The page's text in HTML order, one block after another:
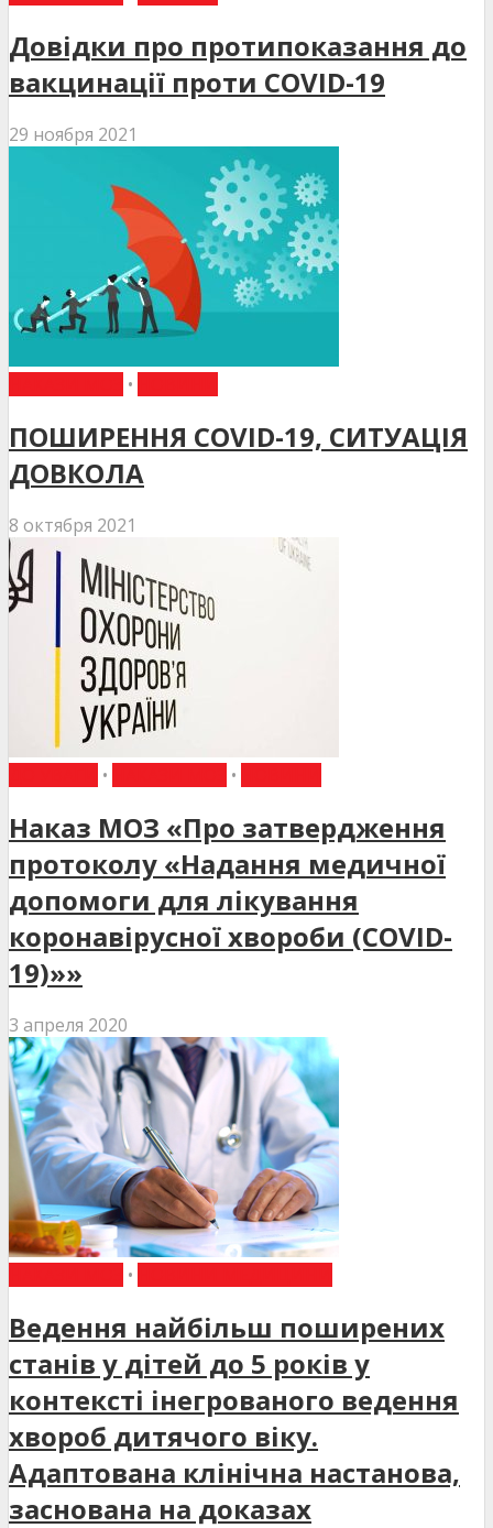
Довідки про протипоказання до
вакцинації проти COVID-19
29 ноября 2021
•
ПОШИРЕННЯ COVID-19, СИТУАЦІЯ
ДОВКОЛА
8 октября 2021
• •
Наказ МОЗ «Про затвердження
протоколу «Надання медичної
допомоги для лікування
коронавірусної хвороби (COVID-
19)»»
3 апреля 2020
•
Ведення найбільш поширених
станів у дітей до 5 років у
контексті інегрованого ведення
хвороб дитячого віку.
Адаптована клінічна настанова,
заснована на доказах